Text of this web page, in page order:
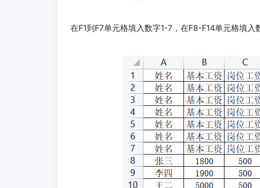
在F1到F7单元格填入数字1-7，在F8-F14单元格填入